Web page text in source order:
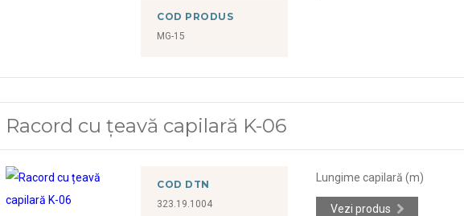
COD PRODUS
MG-15
Racord cu țeavă capilară K-06
COD DTN
323.19.1004
Lungime capilară (m)
Vezi produs